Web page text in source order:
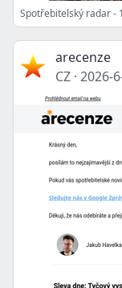
Spotřebitelský radar -
arecenze
CZ · 2026-